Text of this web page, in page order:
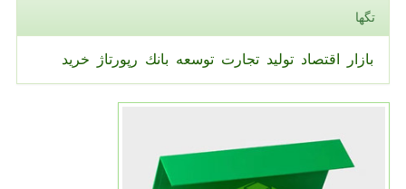
تگها
بازار اقتصاد تولید تجارت توسعه بانك رپورتاژ خرید